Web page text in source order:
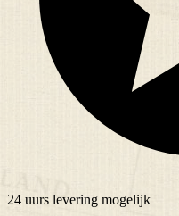
24 uurs levering mogelijk